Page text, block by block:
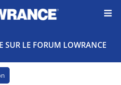
SUR LE FORUM LOWRANCE